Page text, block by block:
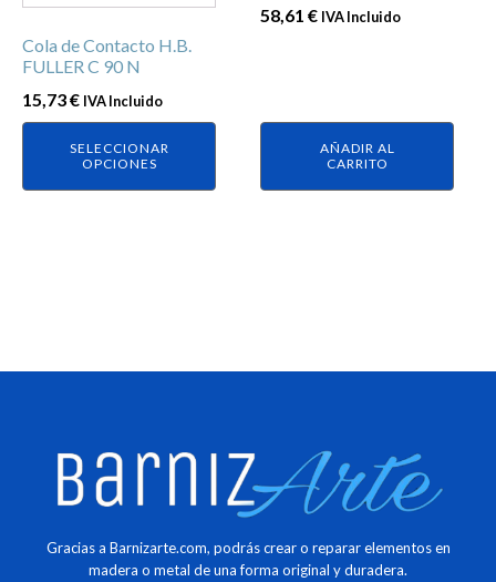
Cola de Contacto H.B.
FULLER C 90 N
15,73€ IVA Incluido
SELECCIONAR
OPCIONES
pueden
elegir
en
la
página
de
58,61€ IVA Incluido
AÑADIR AL
CARRITO
Gracias a Barnizarte.com, podrás crear o reparar elementos en
madera o metal de una forma original y duradera.